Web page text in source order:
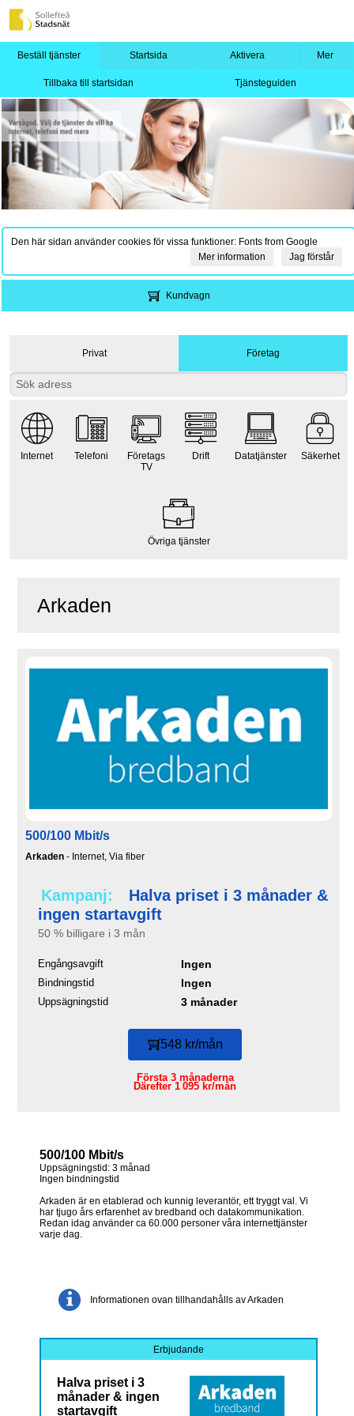
Beställ tjänster Startsida Aktivera Mer
Tillbaka till startsidan Tjänsteguiden
Den här sidan använder cookies för vissa funktioner: Fonts from Google
Jag förstår
Mer information
Kundvagn
Privat Företag
Internet Telefoni
Företags
TV
Drift Datatjänster Säkerhet
Övriga tjänster
Arkaden
500/100 Mbit/s
Arkaden - Internet, Via fiber
Kampanj:
Halva priset i 3 månader &
ingen startavgift
50 % billigare i 3 mån
Engångsavgift Ingen
Bindningstid Ingen
Uppsägningstid 3 månader
548 kr/mån
Första 3 månaderna
Därefter 1 095 kr/mån
500/100 Mbit/s
Uppsägningstid: 3 månad
Ingen bindningstid
Arkaden är en etablerad och kunnig leverantör, ett tryggt val. Vi
har tjugo års erfarenhet av bredband och datakommunikation.
Redan idag använder ca 60.000 personer våra internettjänster
varje dag.
Informationen ovan tillhandahålls av Arkaden
Erbjudande
Halva priset i 3
månader & ingen
startavgift